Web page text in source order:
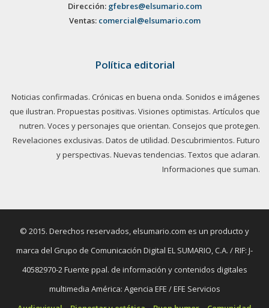
Dirección: gfebres@elsumario.com
Ventas: comercial@elsumario.com
Política editorial
Noticias confirmadas. Crónicas en buena onda. Sonidos e imágenes
que ilustran. Propuestas positivas. Visiones optimistas. Artículos que
nutren. Voces y personajes que orientan. Consejos que protegen.
Revelaciones exclusivas. Datos de utilidad. Descubrimientos. Futuro
y perspectivas. Nuevas tendencias. Textos que aclaran.
Informaciones que suman.
© 2015. Derechos reservados, elsumario.com es un producto y
marca del Grupo de Comunicación Digital EL SUMARIO, C.A. / RIF: J-
40582970-2 Fuente ppal. de información y contenidos digitales
multimedia América: Agencia EFE / EFE Servicios